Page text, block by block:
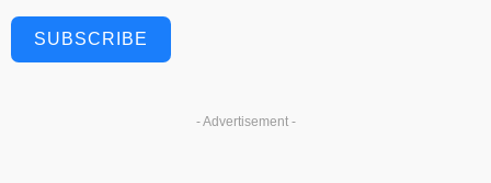
SUBSCRIBE
- Advertisement -